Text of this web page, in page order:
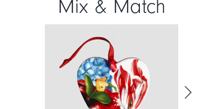
Mix & Match